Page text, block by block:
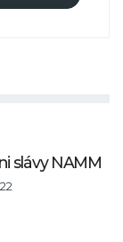
slávy NAMM